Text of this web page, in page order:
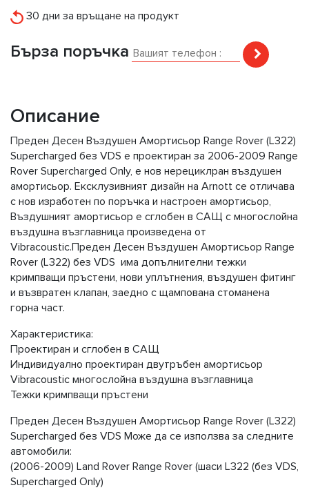
30 дни за връщане на продукт
Бърза поръчка
Описание
Предeн Десен Въздушен Амортисьор Range Rover (L322)
Supercharged без VDS е проектиран за 2006-2009 Range
Rover Supercharged Only, е нов нерециклран въздушен
амортисьор. Ексклузивният дизайн на Arnott се отличава
с нов изработен по поръчка и настроен амортисьор,
Въздушният амортисьор е сглобен в САЩ с многослойна
въздушна възглавница произведена от
Vibracoustic.Предeн Десен Въздушен Амортисьор Range
Rover (L322) без VDS има допълнителни тежки
кримпващи пръстени, нови уплътнения, въздушен фитинг
и възвратен клапан, заедно с щампована стоманена
горна част.
Характеристика:
Проектиран и сглобен в САЩ
Индивидуално проектиран двутръбен амортисьор
Vibracoustic многослойна въздушна възглавница
Тежки кримпващи пръстени
Предeн Десен Въздушен Амортисьор Range Rover (L322)
Supercharged без VDS Може да се използва за следните
автомобили:
(2006-2009) Land Rover Range Rover (шаси L322 (без VDS,
Supercharged Only)